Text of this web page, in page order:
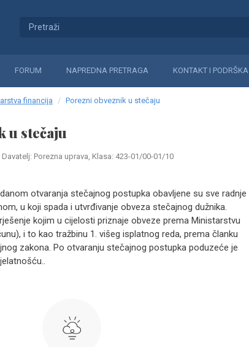
FORUM NAPREDNA PRETRAGA KONTAKT I PODRŠKA
financija Porezni obveznik u stečaju
u stečaju
Porezna uprava, Klasa: 423-01/00-01/10
otvaranja stečajnog postupka obavljene su sve radnje
u koji spada i utvrđivanje obveza stečajnog dužnika.
kojim u cijelosti priznaje obveze prema Ministarstvu
i to kao tražbinu 1. višeg isplatnog reda, prema članku
zakona. Po otvaranju stečajnog postupka poduzeće je